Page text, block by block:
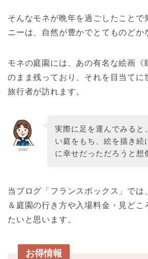
そんなモネが晩年を過ごしたことで
ニーは、自然が豊かでとてものどか
モネの庭園には、あの有名な絵画《
のまま残っており、それを目当てに
旅行者が訪れます。
mari
実際に足を運んでみると
い庭をもち、絵を描き続
に幸せだっただろうと想
当ブログ「フランスボックス」では
＆庭園の行き方や入場料金・見どこ
たいと思います。
お得情報